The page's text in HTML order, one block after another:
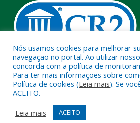
Muito mais quecriar siteousistema
Realizamos umaassessoriacompleta,
contrato que todas as exigências das
serão atendidas.
Nós usamos cookies para melhorar
navegação no portal. Ao utilizar
concorda com a política de
Para ter mais informações sobre
Política de cookies (Leia mais). Se
ACEITO.
Leia mais
ACEITO